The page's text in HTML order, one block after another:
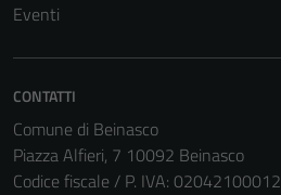
Eventi
CONTATTI
Comune di Beinasco
Piazza Alfieri, 7 10092 Beinasco
Codice fiscale / P. IVA: 02042100012